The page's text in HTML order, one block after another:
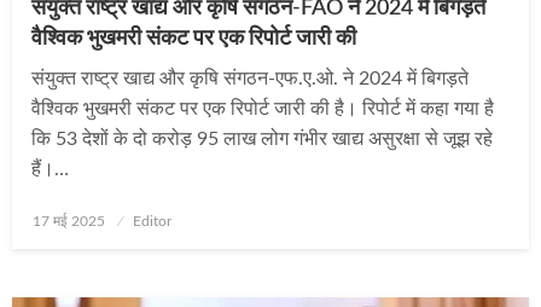
संयुक्त राष्ट्र खाद्य और कृषि संगठन-FAO ने 2024 में बिगड़ते
वैश्विक भुखमरी संकट पर एक रिपोर्ट जारी की
संयुक्त राष्ट्र खाद्य और कृषि संगठन-एफ.ए.ओ. ने 2024 में बिगड़ते
वैश्विक भुखमरी संकट पर एक रिपोर्ट जारी की है। रिपोर्ट में कहा गया है
कि 53 देशों के दो करोड़ 95 लाख लोग गंभीर खाद्य असुरक्षा से जूझ रहे
हैं।…
Posted
17 मई 2025 Editor